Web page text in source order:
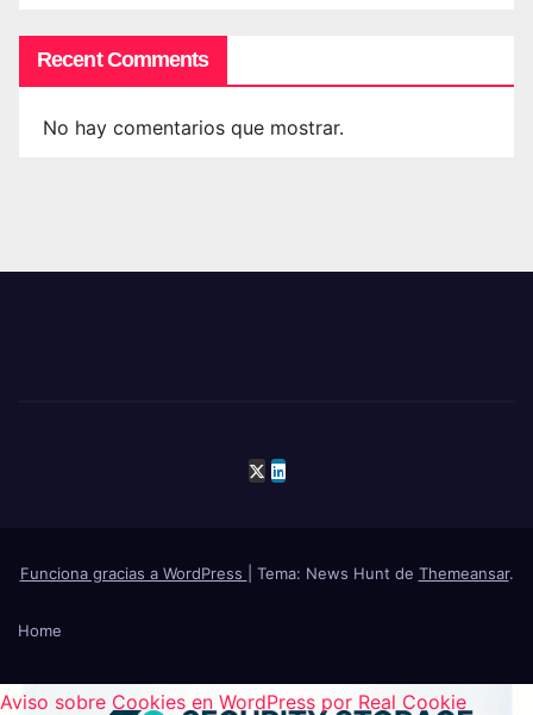
Recent Comments
No hay comentarios que mostrar.
Funciona gracias a WordPress Tema: News Hunt de Themeansar.
Home
Aviso sobre Cookies en WordPress por Real Cookie